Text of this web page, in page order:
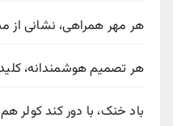
هر مهر همراهی، نشانی
هر تصمیم هوشمندانه،
باد خنک، با دور کند کولر